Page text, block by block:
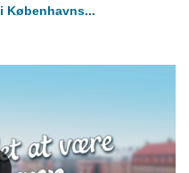
Københavns...